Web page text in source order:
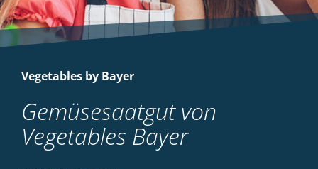
Vegetables by Bayer
Gemüsesaatgut von
Vegetables Bayer